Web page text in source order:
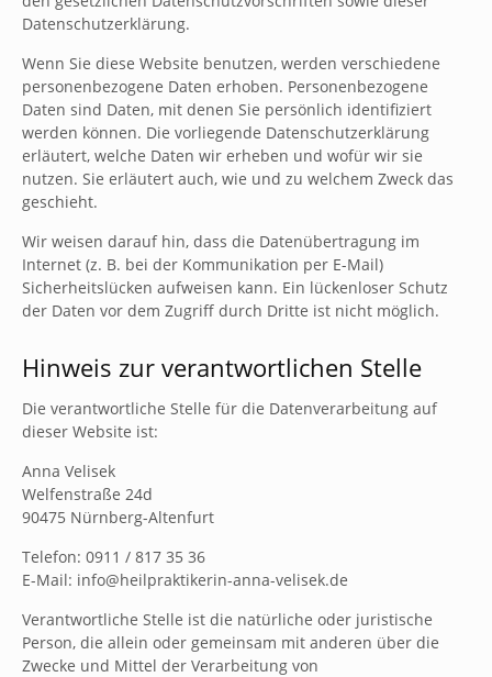
Datenschutzerklärung.
Wenn Sie diese Website benutzen, werden verschiedene
personenbezogene Daten erhoben. Personenbezogene
Daten sind Daten, mit denen Sie persönlich identifiziert
werden können. Die vorliegende Datenschutzerklärung
erläutert, welche Daten wir erheben und wofür wir sie
nutzen. Sie erläutert auch, wie und zu welchem Zweck das
geschieht.
Wir weisen darauf hin, dass die Datenübertragung im
Internet (z. B. bei der Kommunikation per E-Mail)
Sicherheitslücken aufweisen kann. Ein lückenloser Schutz
der Daten vor dem Zugriff durch Dritte ist nicht möglich.
Hinweis zur verantwortlichen Stelle
Die verantwortliche Stelle für die Datenverarbeitung auf
dieser Website ist:
Anna Velisek
Welfenstraße 24d
90475 Nürnberg-Altenfurt
Telefon: 0911 / 817 35 36
E-Mail: info@heilpraktikerin-anna-velisek.de
Verantwortliche Stelle ist die natürliche oder juristische
Person, die allein oder gemeinsam mit anderen über die
Zwecke und Mittel der Verarbeitung von